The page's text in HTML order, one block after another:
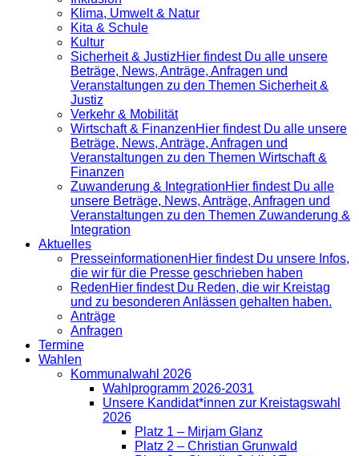
Klima, Umwelt & Natur
Kita & Schule
Kultur
Sicherheit & JustizHier findest Du alle unsere
Beträge, News, Anträge, Anfragen und
Veranstaltungen zu den Themen Sicherheit &
Justiz
Verkehr & Mobilität
Wirtschaft & FinanzenHier findest Du alle unsere
Beträge, News, Anträge, Anfragen und
Veranstaltungen zu den Themen Wirtschaft &
Finanzen
Zuwanderung & IntegrationHier findest Du alle
unsere Beträge, News, Anträge, Anfragen und
Veranstaltungen zu den Themen Zuwanderung &
Integration
Aktuelles
Presse­informationenHier findest Du unsere Infos,
die wir für die Presse geschrieben haben
RedenHier findest Du Reden, die wir Kreistag
und zu besonderen Anlässen gehalten haben.
Anträge
Anfragen
Termine
Wahlen
Kommunalwahl 2026
Wahlprogramm 2026-2031
Unsere Kandidat*innen zur Kreistagswahl
2026
Platz 1 – Mirjam Glanz
Platz 2 – Christian Grunwald